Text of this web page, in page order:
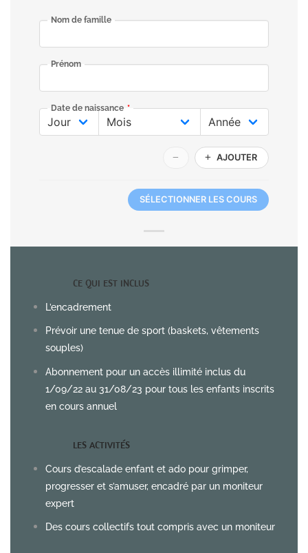
CE QUI EST INCLUS
L’encadrement
Prévoir une tenue de sport (baskets, vêtements
souples)
Abonnement pour un accès illimité inclus du
1/09/22 au 31/08/23 pour tous les enfants inscrits
en cours annuel
LES ACTIVITÉS
Cours d’escalade enfant et ado pour grimper,
progresser et s’amuser, encadré par un moniteur
expert
Des cours collectifs tout compris avec un moniteur